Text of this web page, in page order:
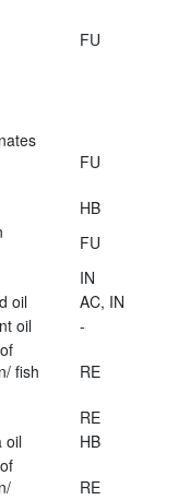
FU
FU
HB
FU
IN
oil
AC, IN
oil
-
fish
RE
RE
oil
HB
RE